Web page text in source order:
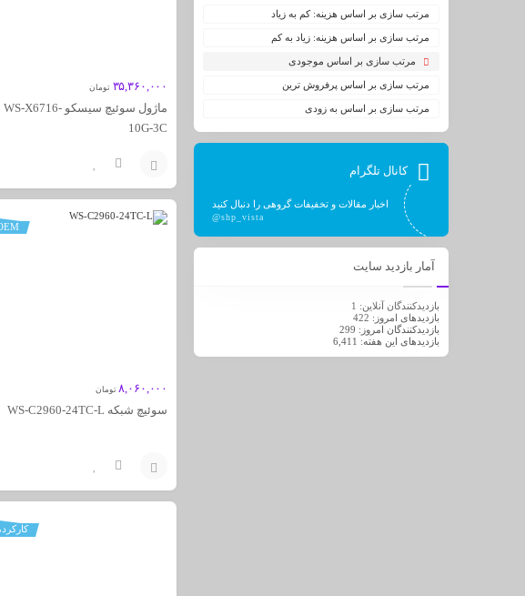
۳۵,۳۶۰,۰۰۰ تومان
ماژول سوئیچ سیسکو WS-X6716-
10G-3C
به
۸,۰۶۰,۰۰۰ تومان
سوئیچ شبکه WS-C2960-24TC-L
مرتب سازی بر اساس هزینه: کم به زیاد
مرتب سازی بر اساس هزینه: زیاد به کم
مرتب سازی بر اساس موجودی
مرتب سازی بر اساس پرفروش ترین
مرتب سازی بر اساس به زودی
کانال تلگرام
اخبار مقالات و تخفیفات گروهی را دنبال کنید
@shp_vista
آمار بازدید سایت
بازدیدکنندگان آنلاین: 1
بازدیدهای امروز: 422
بازدیدکنندگان امروز: 299
بازدیدهای این هفته: 6,411